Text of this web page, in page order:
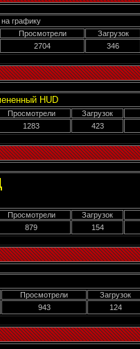
графику
Просмотрели Загрузок
2704
346
HUD
Просмотрели Загрузок
1283
423
Просмотрели Загрузок
879
154
Просмотрели Загрузок
943
124